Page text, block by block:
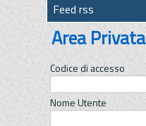
Feed rss
Area Privata
Codice di accesso
Nome Utente